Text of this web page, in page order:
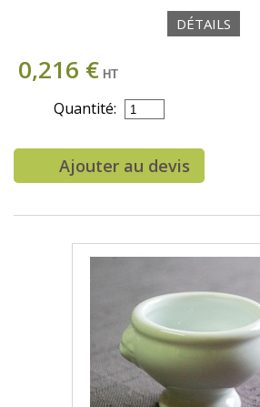
DÉTAILS
0,216 € HT
Quantité:
Ajouter au devis